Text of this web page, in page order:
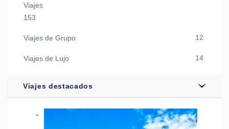
Viajes
153
Viajes de Grupo 12
Viajes de Lujo 14
Viajes destacados